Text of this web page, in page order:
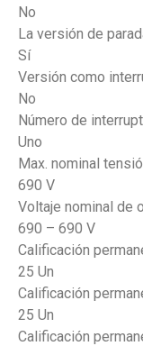
No
La versión de
Sí
Versión como
No
Número de
Uno
Max. nominal
690 V
Voltaje nominal de
690 – 690 V
Calificación
25 Un
Calificación
25 Un
Calificación